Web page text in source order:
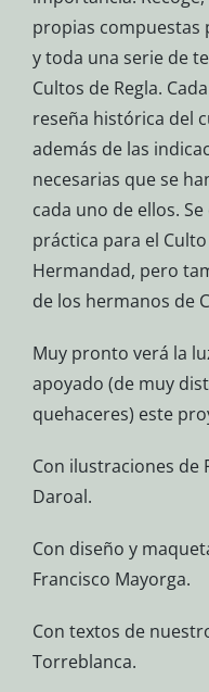
propias compuestas
y toda una serie de
Cultos de Regla.
reseña histórica del
además de las
necesarias que se
cada uno de ellos.
práctica para el
Hermandad, pero
de los hermanos de
Muy pronto verá la
apoyado (de muy
quehaceres) este
Con ilustraciones de
Daroal.
Con diseño y
Francisco Mayorga.
Con textos de
Torreblanca.